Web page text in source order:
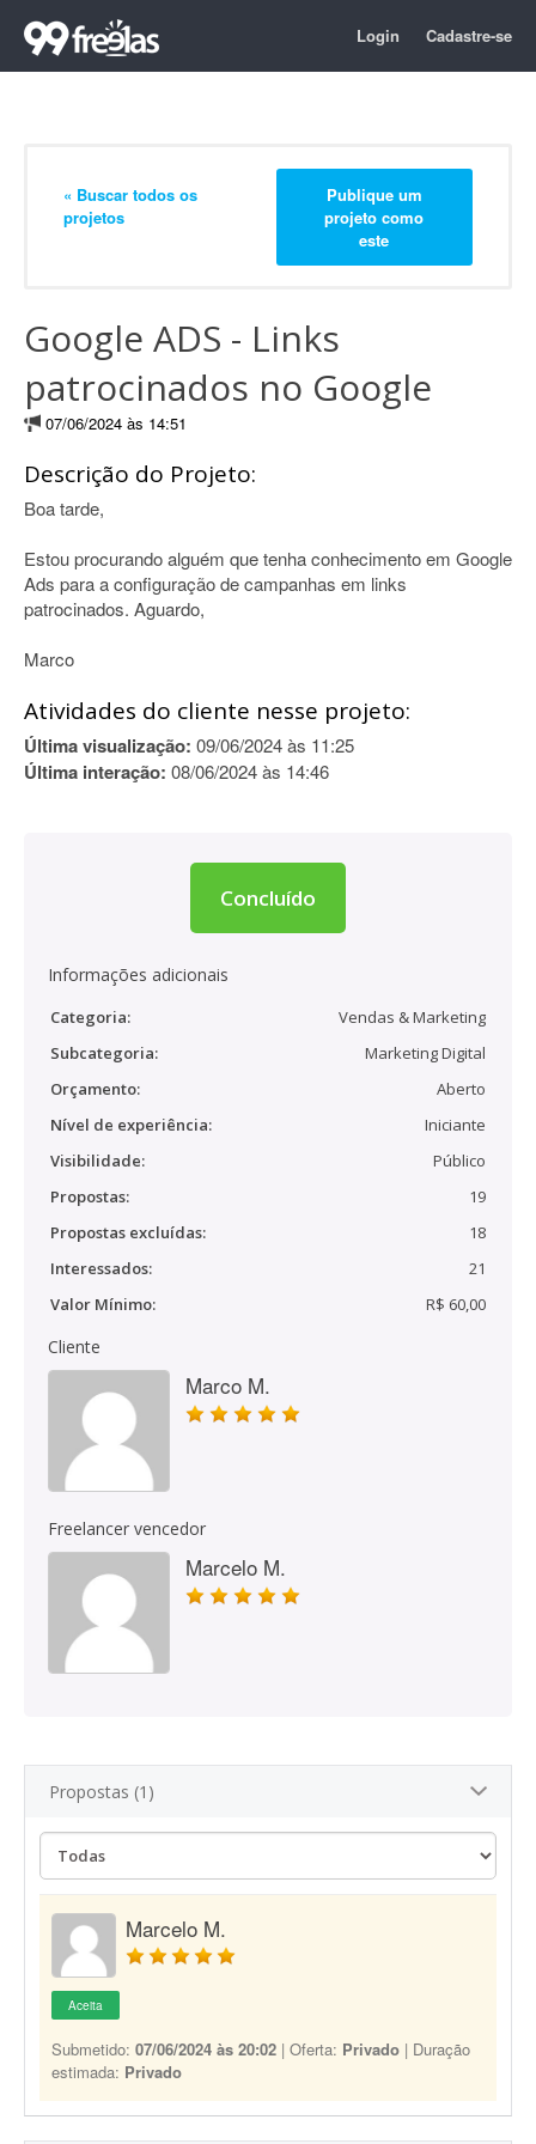
Login Cadastre-se
« Buscar todos os
projetos
Publique um
projeto como
este
Google ADS - Links
patrocinados no Google
07/06/2024 às 14:51
Descrição do Projeto:
Boa tarde,
Estou procurando alguém que tenha conhecimento em Google
Ads para a configuração de campanhas em links
patrocinados. Aguardo,
Marco
Atividades do cliente nesse projeto:
Última visualização: 09/06/2024 às 11:25
Última interação: 08/06/2024 às 14:46
Concluído
Informações adicionais
Categoria:
Vendas & Marketing
Subcategoria:
Marketing Digital
Orçamento:
Aberto
Nível de experiência:
Iniciante
Visibilidade:
Público
Propostas:
19
Propostas excluídas:
18
Interessados:
21
Valor Mínimo:
R$ 60,00
Cliente
Marco M.
Freelancer vencedor
Marcelo M.
Propostas (1)
Marcelo M.
Aceita
Submetido: 07/06/2024 às 20:02 | Oferta: Privado | Duração
estimada: Privado